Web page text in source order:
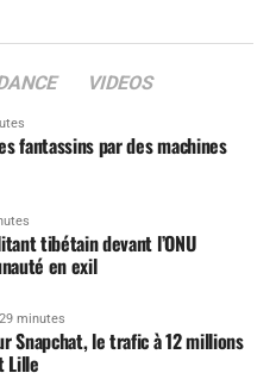
VIDEOS
fantassins par des machines
tibétain devant l’ONU
en exil
minutes
Snapchat, le trafic à 12 millions
Lille